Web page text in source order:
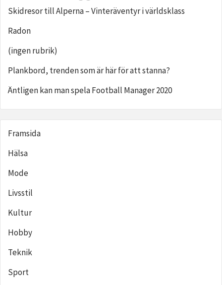
Skidresor till Alperna – Vinteräventyr i världsklass
Radon
(ingen rubrik)
Plankbord, trenden som är här för att stanna?
Äntligen kan man spela Football Manager 2020
Framsida
Hälsa
Mode
Livsstil
Kultur
Hobby
Teknik
Sport